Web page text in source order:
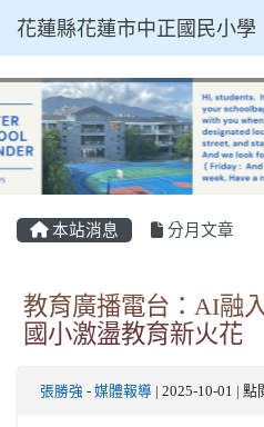
花蓮縣花蓮市中正國民小學
本站消息 分月文章
教育廣播電台：AI融
國小激盪教育新火花
張勝強 - 媒體報導 | 2025-10-01 |